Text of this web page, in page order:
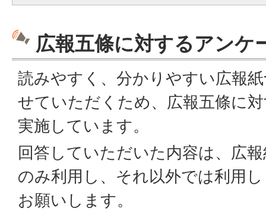
広報五條に対するアンケ
読みやすく、分かりやすい広報
せていただくため、広報五條に
実施しています。
回答していただいた内容は、広
のみ利用し、それ以外では利用
お願いします。